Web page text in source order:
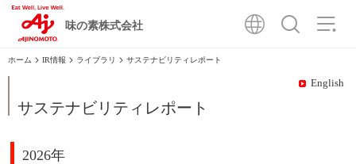
味の素株式会社
English
IR情報 ライブラリ サステナビリティレポート
サステナビリティレポート
2026年